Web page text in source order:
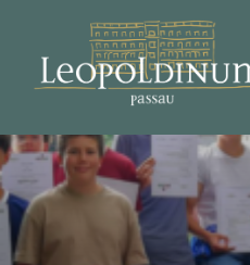
springen